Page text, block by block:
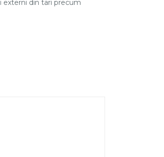
externi din tari precum